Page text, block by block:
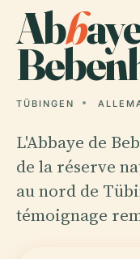
Abb
TÜBINGEN
L'Abbaye de
de la réserve
au nord de
témoignage